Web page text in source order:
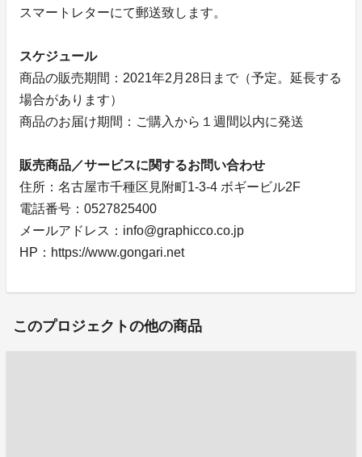
スマートレターにて郵送致します。
スケジュール
商品の販売期間：2021年2月28日まで（予定。延長する
場合があります）
商品のお届け期間：ご購入から１週間以内に発送
販売商品／サービスに関するお問い合わせ
住所：名古屋市千種区見附町1-3-4 ボギービル2F
電話番号：0527825400
メールアドレス：info@graphicco.co.jp
HP：https://www.gongari.net
このプロジェクトの他の商品